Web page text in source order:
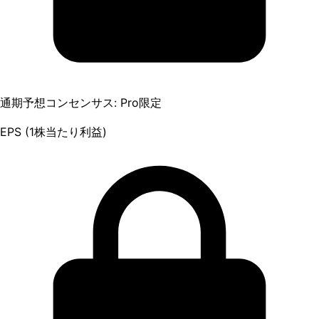
通期予想コンセンサス: Pro限定
EPS (1株当たり利益)